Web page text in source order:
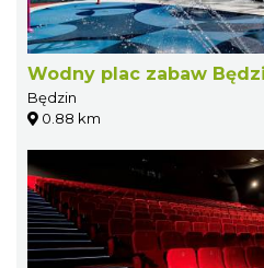
Wodny plac zabaw
Będzin
0.88 km